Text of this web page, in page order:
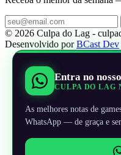
© 2026 Culpa do Lag -
Desenvolvido porBCast Dev
Entra no
CULPA DO LAG
As melhores notas de
WhatsApp — de graça e